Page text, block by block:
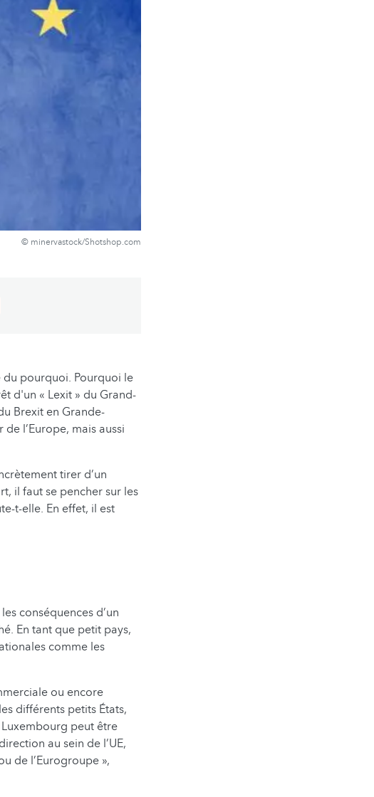
© minervastock/Shotshop.com
pourquoi. Pourquoi le
d'un « Lexit » du Grand-
Brexit en Grande-
l’Europe, mais aussi
tirer d’un
il faut se pencher sur les
t-elle. En effet, il est
conséquences d’un
En tant que petit pays,
comme les
ou encore
différents petits États,
Luxembourg peut être
au sein de l’UE,
de l’Eurogroupe »,